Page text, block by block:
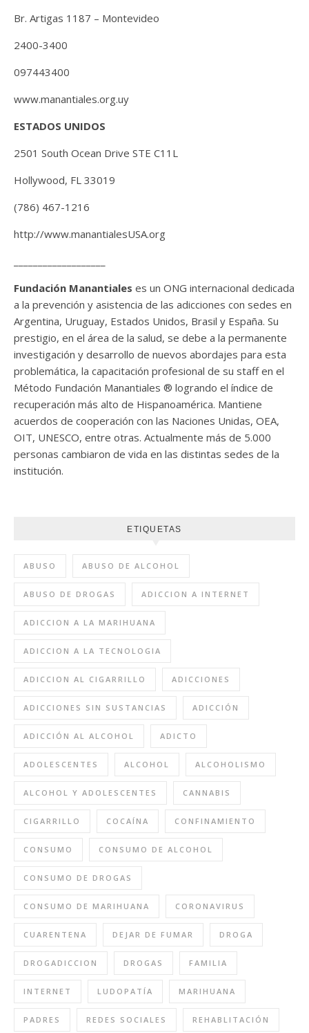
Br. Artigas 1187 – Montevideo
2400-3400
097443400
www.manantiales.org.uy
ESTADOS UNIDOS
2501 South Ocean Drive STE C11L
Hollywood, FL 33019
(786) 467-1216
http://www.manantialesUSA.org
Fundación Manantiales es un ONG internacional dedicada
a la prevención y asistencia de las adicciones con sedes en
Argentina, Uruguay, Estados Unidos, Brasil y España. Su
prestigio, en el área de la salud, se debe a la permanente
investigación y desarrollo de nuevos abordajes para esta
problemática, la capacitación profesional de su staff en el
Método Fundación Manantiales ® logrando el índice de
recuperación más alto de Hispanoamérica. Mantiene
acuerdos de cooperación con las Naciones Unidas, OEA,
OIT, UNESCO, entre otras. Actualmente más de 5.000
personas cambiaron de vida en las distintas sedes de la
institución.
ETIQUETAS
ABUSO ABUSO DE ALCOHOL
ABUSO DE DROGAS ADICCION A INTERNET
ADICCION A LA MARIHUANA
ADICCION A LA TECNOLOGIA
ADICCION AL CIGARRILLO ADICCIONES
ADICCIONES SIN SUSTANCIAS ADICCIÓN
ADICCIÓN AL ALCOHOL ADICTO
ADOLESCENTES ALCOHOL ALCOHOLISMO
ALCOHOL Y ADOLESCENTES CANNABIS
CIGARRILLO COCAÍNA CONFINAMIENTO
CONSUMO CONSUMO DE ALCOHOL
CONSUMO DE DROGAS
CONSUMO DE MARIHUANA CORONAVIRUS
CUARENTENA DEJAR DE FUMAR DROGA
DROGADICCION DROGAS FAMILIA
INTERNET LUDOPATÍA MARIHUANA
PADRES REDES SOCIALES REHABLITACIÓN